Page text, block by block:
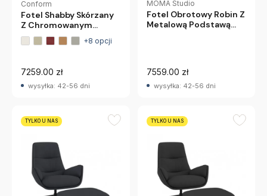
Conform
Fotel Shabby Skórzany
Z Chromowanym
Podłokietnikiem
Conform
+8 opcji
7259.00 zł
wysyłka: 42-56 dni
MOMA Studio
Fotel Obrotowy Robin Z
Metalową Podstawą
7559.00 zł
wysyłka: 42-56 dni
TYLKO U NAS TYLKO U NAS